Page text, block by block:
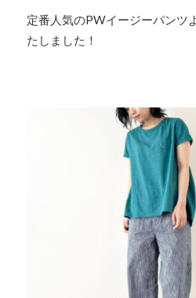
定番人気のPWイージーパンツ
たしました！